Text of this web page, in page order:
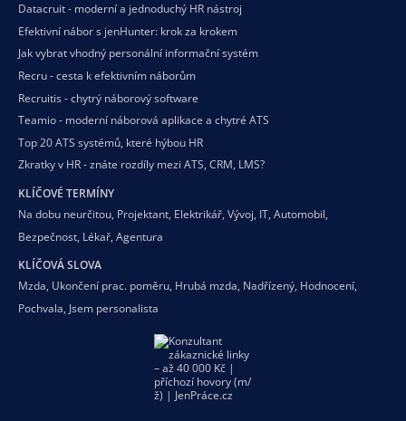
Datacruit - moderní a jednoduchý HR nástroj
Efektivní nábor s jenHunter: krok za krokem
Jak vybrat vhodný personální informační systém
Recru - cesta k efektivním náborům
Recruitis - chytrý náborový software
Teamio - moderní náborová aplikace a chytré ATS
Top 20 ATS systémů, které hýbou HR
Zkratky v HR - znáte rozdíly mezi ATS, CRM, LMS?
KLÍČOVÉ TERMÍNY
Na dobu neurčitou, Projektant, Elektrikář, Vývoj, IT, Automobil,
Bezpečnost, Lékař, Agentura
KLÍČOVÁ SLOVA
Mzda, Ukončení prac. poměru, Hrubá mzda, Nadřízený, Hodnocení,
Pochvala, Jsem personalista